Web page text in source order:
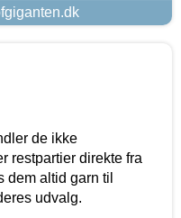
de ikke
restpartier direkte fra
dem altid garn til
udvalg.